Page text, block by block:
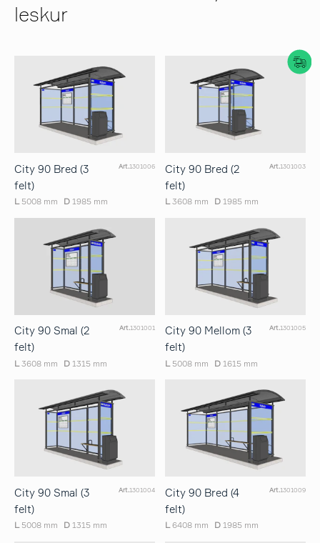
leskur
City 90 Bred (3
felt)
Art.1301006
L 5008 mm D 1985 mm
City 90 Bred (2
felt)
Art.1301003
L 3608 mm D 1985 mm
City 90 Smal (2
felt)
Art.1301001
L 3608 mm D 1315 mm
City 90 Mellom (3
felt)
Art.1301005
L 5008 mm D 1615 mm
City 90 Smal (3
felt)
Art.1301004
L 5008 mm D 1315 mm
City 90 Bred (4
felt)
Art.1301009
L 6408 mm D 1985 mm